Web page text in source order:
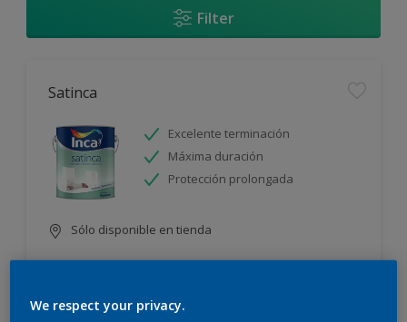
Filter
Satinca
Excelente terminación
Máxima duración
Protección prolongada
Sólo disponible en tienda
We respect your privacy.